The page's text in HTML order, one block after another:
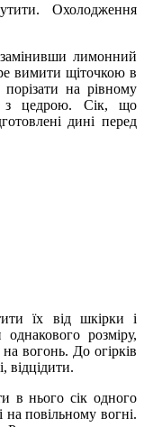
Охолодження
лимонний
вимити щіточкою в
на рівному
з цедрою. Сік, що
дині перед
їх від шкірки і
розміру,
вогонь. До огірків
відцідити.
в нього сік одного
на повільному вогні.